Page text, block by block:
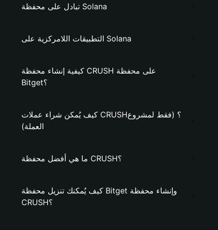
تبادل على محفظة Solana
التطبيقات اللامركزية على Solana
كيفية إنشاء محفظة CRUSH على محفظة
Bitget؟
كيف يُمكن شراء عملات CRUSH؟ (فقط لمشروع
العملة)
ما هي أفضل محفظة CRUSH؟
كيف يُمكنك تنزيل محفظة Bitget وإنشاء محفظة
CRUSH؟